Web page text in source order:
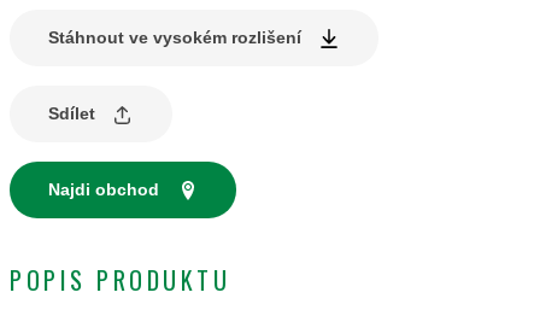
Stáhnout ve vysokém rozlišení
Sdílet
Najdi obchod
POPIS PRODUKTU